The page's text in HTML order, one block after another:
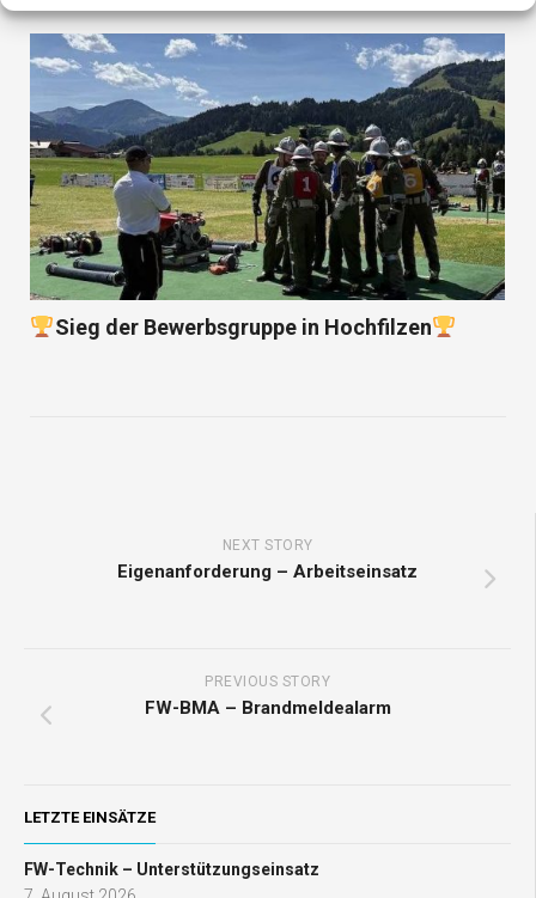
Sieg der Bewerbsgruppe in Hochfilzen
NEXT STORY
Eigenanforderung – Arbeitseinsatz
PREVIOUS STORY
FW-BMA – Brandmeldealarm
LETZTE EINSÄTZE
FW-Technik – Unterstützungseinsatz